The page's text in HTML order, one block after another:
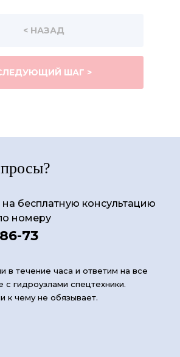
< НАЗАД
ШАГ >
на бесплатную консультацию
номеру
73
в течение часа и ответим на все
с гидроузлами спецтехники.
к чему не обязывает.